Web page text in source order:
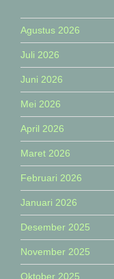
Agustus 2026
Juli 2026
Juni 2026
Mei 2026
April 2026
Maret 2026
Februari 2026
Januari 2026
Desember 2025
November 2025
Oktober 2025